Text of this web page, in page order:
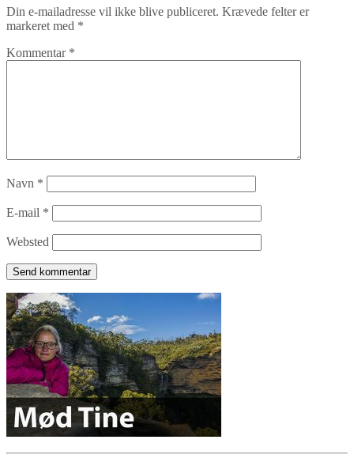
Din e-mailadresse vil ikke blive publiceret. Krævede felter er
markeret med *
Kommentar *
Navn *
E-mail *
Websted